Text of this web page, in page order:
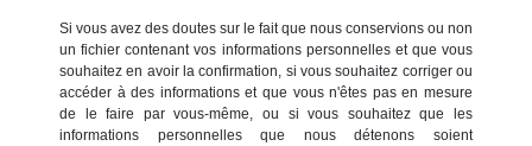
Si vous avez des doutes sur le fait que nous conservions ou non
un fichier contenant vos informations personnelles et que vous
souhaitez en avoir la confirmation, si vous souhaitez corriger ou
accéder à des informations et que vous n'êtes pas en mesure
de le faire par vous-même, ou si vous souhaitez que les
informations personnelles que nous détenons soient